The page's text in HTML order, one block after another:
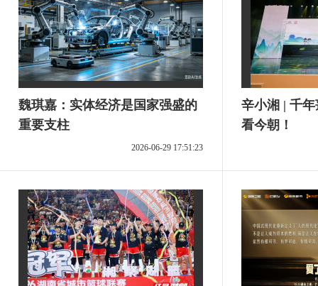
魏琪嘉：实体经济是国家强盛的
重要支柱
2026-06-29 17:51:23
辛小湘 | 千
看今朝！